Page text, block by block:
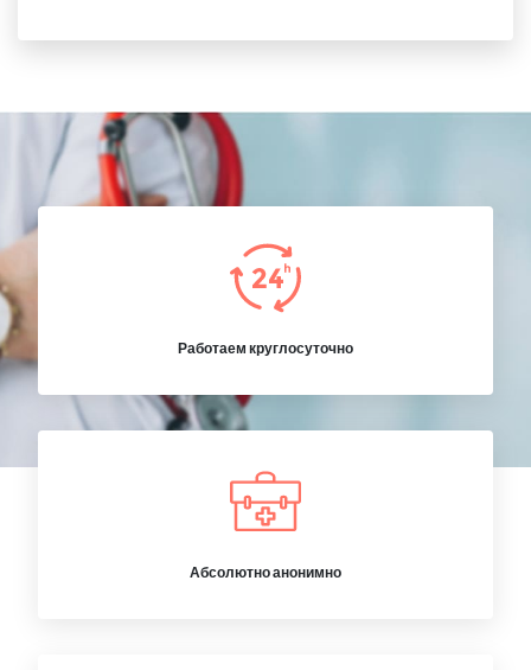
Работаем круглосуточно
Абсолютно анонимно